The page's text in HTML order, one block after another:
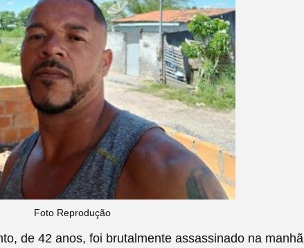
Foto Reprodução
de 42 anos, foi brutalmente assassinado na manhã